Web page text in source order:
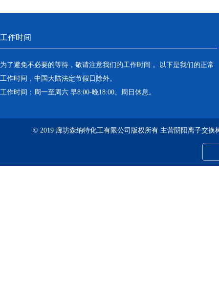
工作时间
为了避免不必要的等待，敬请注意我们的工作时间 。以下是我们的正常
工作时间，中国大陆法定节假日除外。
工作时间：周一至周六 早8:00-晚18:00。周日休息。
© 2019 廊坊森纳特化工有限公司版权所有 主营阴阳离子交换